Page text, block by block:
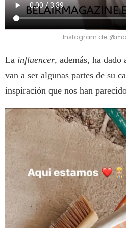
Instagram de
La influencer, además, ha dado
van a ser algunas partes de su
inspiración que nos han